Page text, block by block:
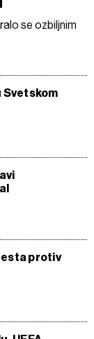
se ozbiljnim
Svetskom
protiv